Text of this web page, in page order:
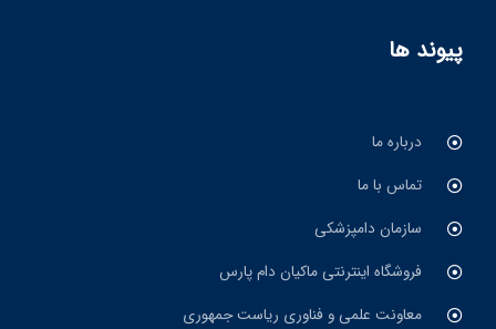
پیوند ها
درباره ما
تماس با ما
سازمان دامپزشکی
فروشگاه اینترنتی ماکیان دام پارس
معاونت علمی و فناوری ریاست جمهوری